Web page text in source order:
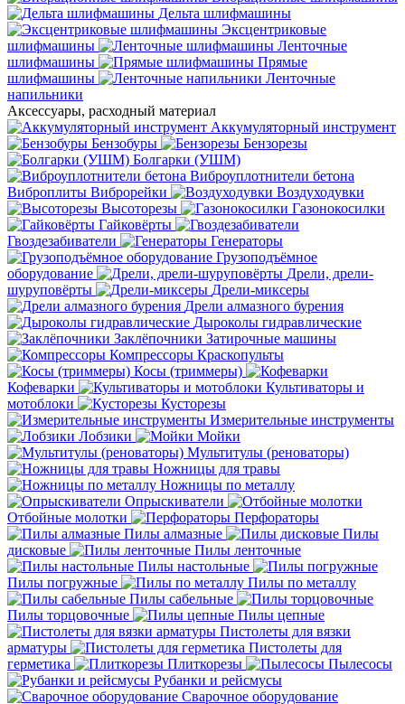
Дельта шлифмашины
Эксцентриковые
шлифмашины
Ленточные
шлифмашины
Прямые
шлифмашины
Ленточные
напильники
Аксессуары, расходный материал
Аккумуляторный инструмент
Бензобуры
Бензорезы
Болгарки (УШМ)
Виброуплотнители бетона
Виброплиты Виброрейки
Воздуходувки
Высоторезы
Газонокосилки
Гайковёрты
Гвоздезабиватели
Генераторы
Грузоподъёмное
оборудование
Дрели, дрели-
шуруповёрты
Дрели-миксеры
Дрели алмазного бурения
Дыроколы гидравлические
Заклёпочники Затирочные машины
Компрессоры Краскопульты
Косы (триммеры)
Кофеварки
Культиваторы и
мотоблоки
Кусторезы
Измерительные инструменты
Лобзики
Мойки
Мультитулы (реноваторы)
Ножницы для травы
Ножницы по металлу
Опрыскиватели
Отбойные молотки
Перфораторы
Пилы алмазные
Пилы
дисковые
Пилы ленточные
Пилы настольные
Пилы погружные
Пилы по металлу
Пилы сабельные
Пилы торцовочные
Пилы цепные
Пистолеты для вязки
арматуры
Пистолеты для
герметика
Плиткорезы
Пылесосы
Рубанки и рейсмусы
Сварочное оборудование